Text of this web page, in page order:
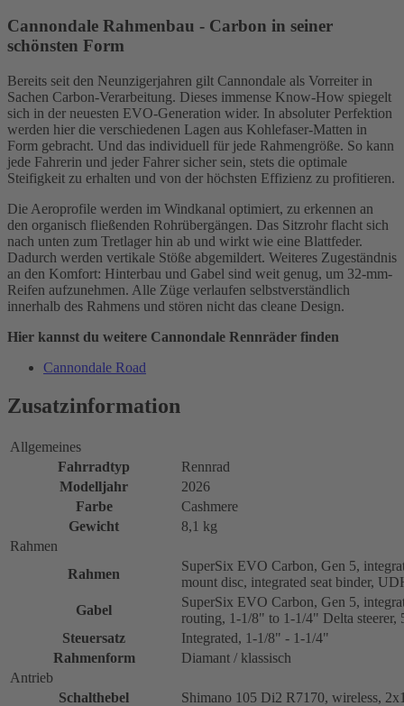
Cannondale Rahmenbau - Carbon in seiner
schönsten Form
Bereits seit den Neunzigerjahren gilt Cannondale als Vorreiter in
Sachen Carbon-Verarbeitung. Dieses immense Know-How spiegelt
sich in der neuesten EVO-Generation wider. In absoluter Perfektion
werden hier die verschiedenen Lagen aus Kohlefaser-Matten in
Form gebracht. Und das individuell für jede Rahmengröße. So kann
jede Fahrerin und jeder Fahrer sicher sein, stets die optimale
Steifigkeit zu erhalten und von der höchsten Effizienz zu profitieren.
Die Aeroprofile werden im Windkanal optimiert, zu erkennen an
den organisch fließenden Rohrübergängen. Das Sitzrohr flacht sich
nach unten zum Tretlager hin ab und wirkt wie eine Blattfeder.
Dadurch werden vertikale Stöße abgemildert. Weiteres Zugeständnis
an den Komfort: Hinterbau und Gabel sind weit genug, um 32-mm-
Reifen aufzunehmen. Alle Züge verlaufen selbstverständlich
innerhalb des Rahmens und stören nicht das cleane Design.
Hier kannst du weitere Cannondale Rennräder finden
Cannondale Road
Zusatzinformation
Allgemeines
Fahrradtyp
Rennrad
Modelljahr
2026
Farbe
Cashmere
Gewicht
8,1 kg
Rahmen
Rahmen
SuperSix EVO Carbon, Gen 5,
mount disc, integrated seat binder,
Gabel
SuperSix EVO Carbon, Gen 5,
routing, 1-1/8" to 1-1/4" Delta
Steuersatz
Integrated, 1-1/8" - 1-1/4"
Rahmenform
Diamant / klassisch
Antrieb
Schalthebel
Shimano 105 Di2 R7170, wireless,